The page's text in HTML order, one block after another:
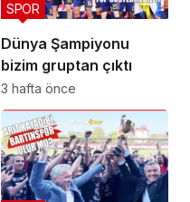
Dünya Şampiyonu
bizim gruptan çıktı
SPOR
3 hafta önce